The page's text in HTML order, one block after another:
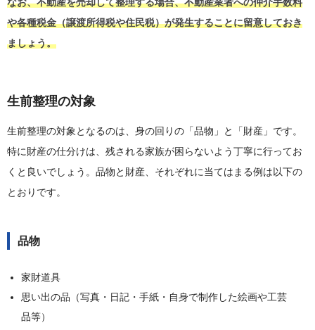
や各種税金（譲渡所得税や住民税）が発生することに留意しておき
ましょう。
生前整理の対象
生前整理の対象となるのは、身の回りの「品物」と「財産」です。
特に財産の仕分けは、残される家族が困らないよう丁寧に行ってお
くと良いでしょう。品物と財産、それぞれに当てはまる例は以下の
とおりです。
品物
家財道具
思い出の品（写真・日記・手紙・自身で制作した絵画や工芸
品等）